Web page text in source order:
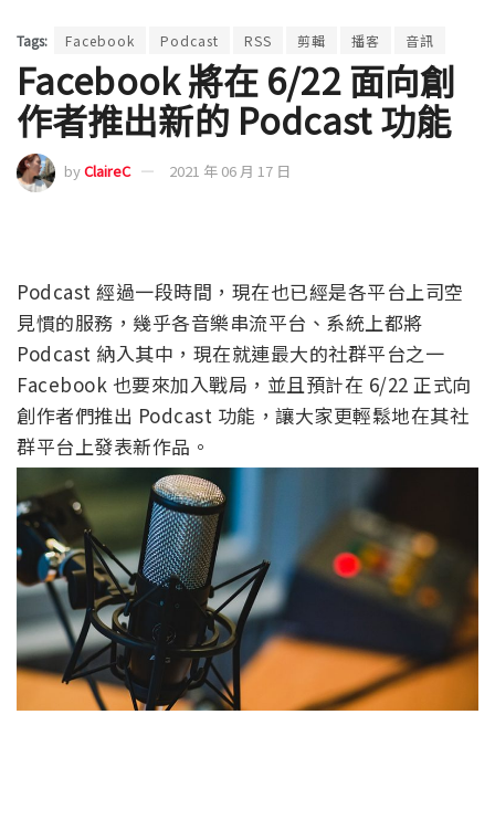
Tags: Facebook Podcast RSS 剪輯 播客 音訊
Facebook 將在 6/22 面向創
作者推出新的 Podcast 功能
byClaireC 2021 年 06 月 17 日
Podcast 經過一段時間，現在也已經是各平台上司空
見慣的服務，幾乎各音樂串流平台、系統上都將
Podcast 納入其中，現在就連最大的社群平台之一
Facebook 也要來加入戰局，並且預計在 6/22 正式向
創作者們推出 Podcast 功能，讓大家更輕鬆地在其社
群平台上發表新作品。